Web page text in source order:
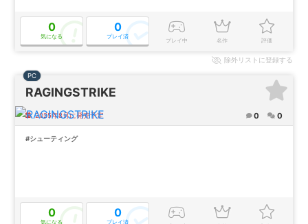
0
気になる
0
プレイ済
プレイ中 名作 評価
除外リストに登録する
RAGINGSTRIKE
PC
2025年8月に発売予定 0 0
#シューティング
0
気になる
0
プレイ済